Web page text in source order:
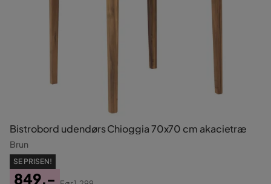
Bistrobord udendørs Chioggia 70x70 cm akacietræ
Brun
SE PRISEN!
849,-